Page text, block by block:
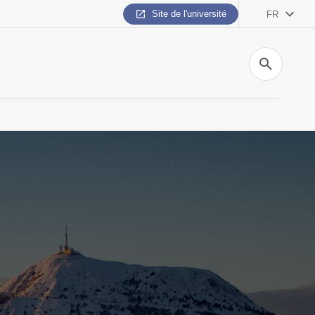
Site de l'université FR
Recherche